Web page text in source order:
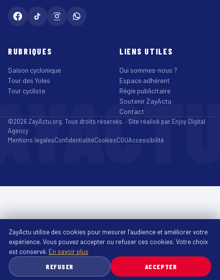
RUBRIQUES
Saison cyclonique
Tour des Yoles
Tour cycliste
LIENS UTILES
Qui sommes-nous ?
Espace adhérent
Régie publicitaire
Soutenir ZayActu
Contact
©2026 ZayActu.org. Tous droits réservés. · Site réalisé par Enjoy Digital
Agency
Mentions légalesConfidentialitéCookiesCGUAccessibilité
ZayActu utilise des cookies pour mesurer l’audience et améliorer votre
expérience. Vous pouvez accepter ou refuser ces cookies. Votre choix
est conservé. En savoir plus
REFUSER
ACCEPTER